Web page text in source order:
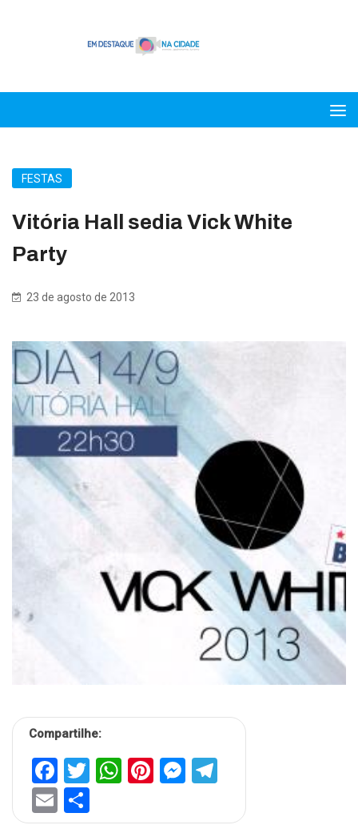
FESTAS
Vitória Hall sedia Vick White
Party
23 de agosto de 2013
Compartilhe:
Facebook
Twitter
WhatsApp
Pinterest
Messenger
Email